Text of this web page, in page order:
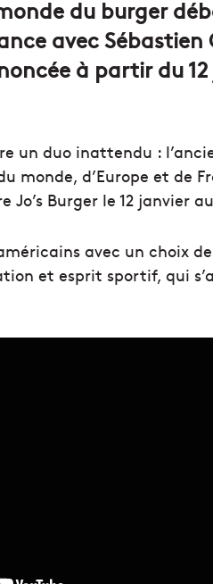
du burger
avec Sébastien
à partir du
un duo inattendu :
monde, d’Europe et de
Jo’s Burger le 12 janvier
avec un choix
et esprit sportif, qui